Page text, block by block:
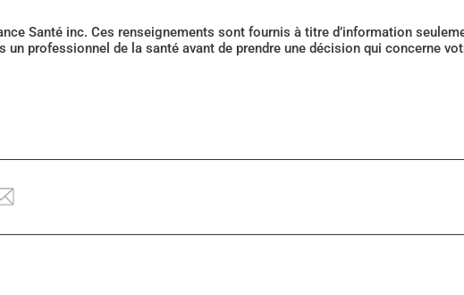
Santé inc. Ces renseignements sont fournis à titre d’information
professionnel de la santé avant de prendre une décision qui concerne